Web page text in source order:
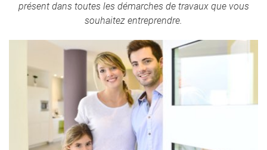
présent dans toutes les démarches de travaux que vous
souhaitez entreprendre.